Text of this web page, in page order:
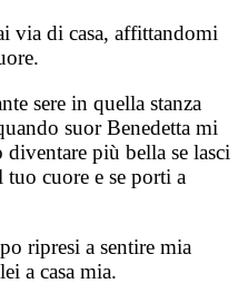
via di casa, affittandomi
sere in quella stanza
suor Benedetta mi
più bella se lasci
cuore e se porti a
ripresi a sentire mia
a casa mia.